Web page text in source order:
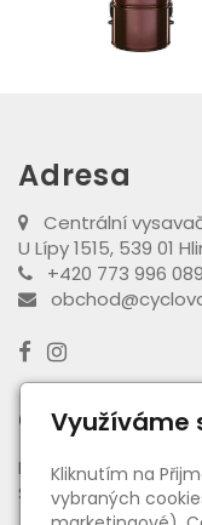
Adresa
Centrální
U Lípy 1515, 539 01
+420 773 996 089
Otevírací
PO - PÁ:08:00 -
SO:08:00 - 11:00
Využíváme
Kliknutím na
vybraných